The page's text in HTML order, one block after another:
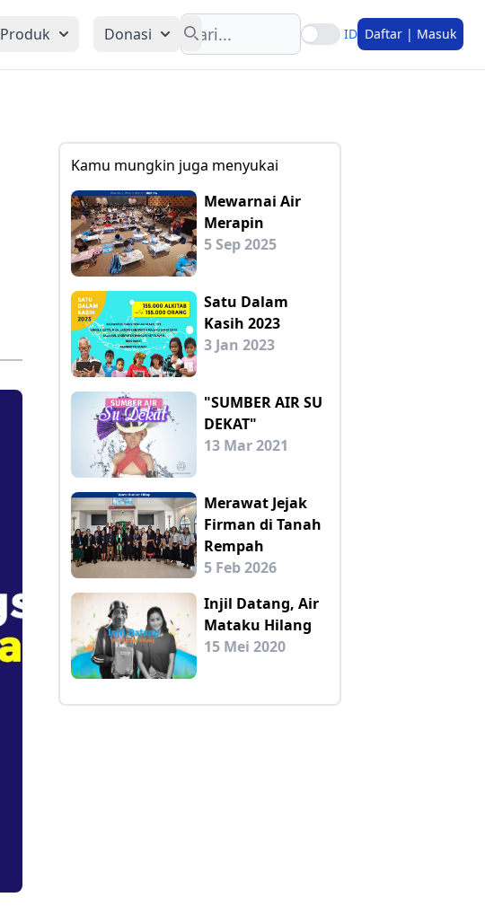
Produk Donasi
Search
ID Daftar | Masuk
Kamu mungkin juga menyukai
Mewarnai Air
Merapin
5 Sep 2025
Satu Dalam
Kasih 2023
3 Jan 2023
"SUMBER AIR SU
DEKAT"
13 Mar 2021
Merawat Jejak
Firman di Tanah
Rempah
5 Feb 2026
Injil Datang, Air
Mataku Hilang
15 Mei 2020